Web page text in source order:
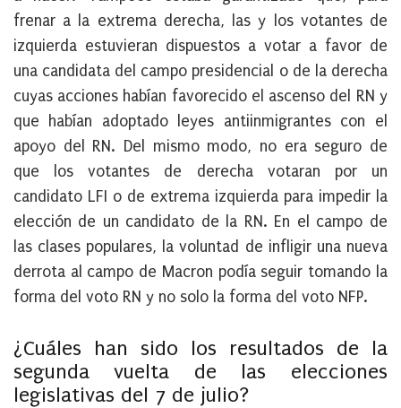
frenar a la extrema derecha, las y los votantes de
izquierda estuvieran dispuestos a votar a favor de
una candidata del campo presidencial o de la derecha
cuyas acciones habían favorecido el ascenso del RN y
que habían adoptado leyes antiinmigrantes con el
apoyo del RN. Del mismo modo, no era seguro de
que los votantes de derecha votaran por un
candidato LFI o de extrema izquierda para impedir la
elección de un candidato de la RN. En el campo de
las clases populares, la voluntad de infligir una nueva
derrota al campo de Macron podía seguir tomando la
forma del voto RN y no solo la forma del voto NFP.
¿Cuáles han sido los resultados de la
segunda vuelta de las elecciones
legislativas del 7 de julio?